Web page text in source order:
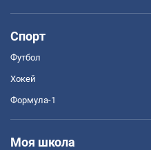
Спорт
Футбол
Хокей
Формула-1
Моя школа